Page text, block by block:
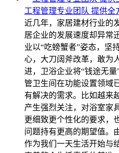
工程管理专业团队 提供全
近几年，家居建材行业的
居企业的发展速度却异常
业以“吃螃蟹者”姿态，坚
心，大刀阔斧改革，敢为
进，卫浴企业将“钱途无
管卫生间在功能设置领域
有解决的需求。比如越来
产生强烈关注，对浴室家
更细致更个性化的要求，
问题持有更高的期望值。
作为我们一天生活开始与